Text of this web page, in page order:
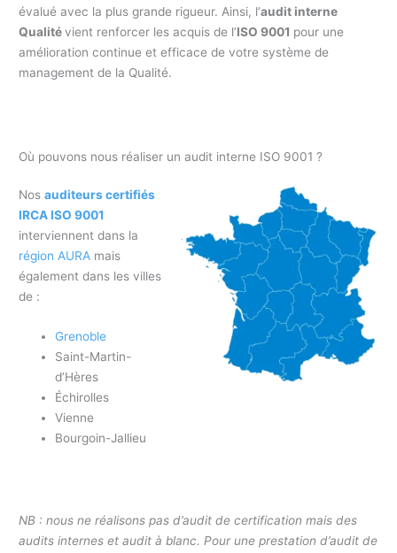
évalué avec la plus grande rigueur. Ainsi, l’audit interne
Qualitévient renforcer les acquis de l’ISO 9001 pour une
amélioration continue et efficace de votre système de
management de la Qualité.
Où pouvons nous réaliser un audit interne ISO 9001 ?
Nosauditeurs certifiés
IRCA ISO 9001
interviennent dans la
région AURA mais
également dans les villes
de :
Grenoble
Saint-Martin-
d’Hères
Échirolles
Vienne
Bourgoin-Jallieu
NB : nous ne réalisons pas d’audit de certification mais des
audits internes et audit à blanc. Pour une prestation d’audit de